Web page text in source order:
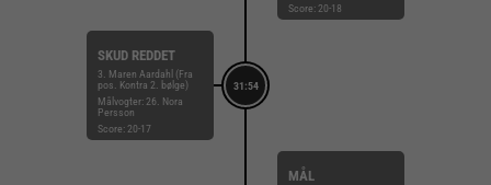
Score: 20-18
31:54
SKUD REDDET
3. Maren Aardahl (Fra
pos. Kontra 2. bølge)
Målvogter: 26. Nora
Persson
Score: 20-17
MÅL